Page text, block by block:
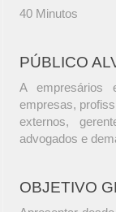
40 Minutos
PÚBLICO
A empresários
empresas,
externos,
advogados e
OBJETIVO